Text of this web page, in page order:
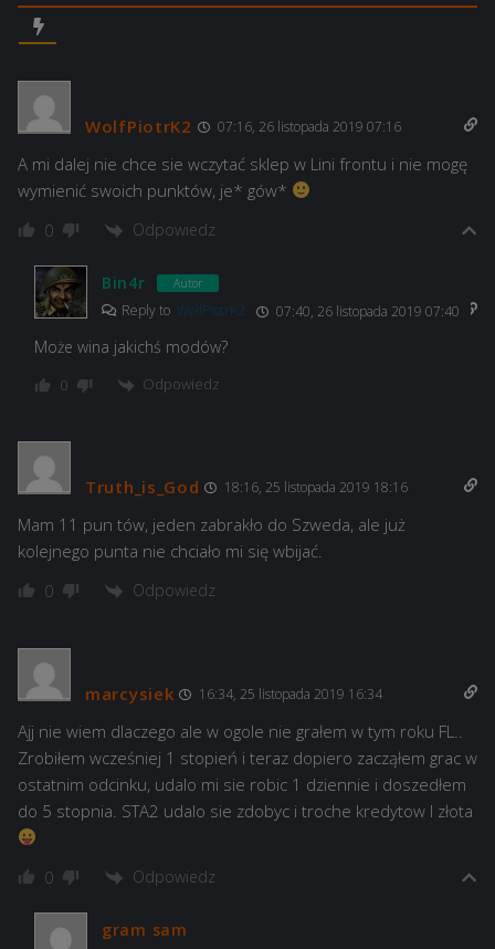
WolfPiotrK2 07:16, 26 listopada 2019 07:16
A mi dalej nie chce sie wczytać sklep w Lini frontu i nie mogę
wymienić swoich punktów, je* gów*
0 Odpowiedz
Bin4r Autor
Reply to WolfPiotrK2 07:40, 26 listopada 2019 07:40
Może wina jakichś modów?
0 Odpowiedz
Truth_is_God 18:16, 25 listopada 2019 18:16
Mam 11 pun tów, jeden zabrakło do Szweda, ale już
kolejnego punta nie chciało mi się wbijać.
0 Odpowiedz
marcysiek 16:34, 25 listopada 2019 16:34
Ajj nie wiem dlaczego ale w ogole nie grałem w tym roku FL..
Zrobiłem wcześniej 1 stopień i teraz dopiero zacząłem grac w
ostatnim odcinku, udalo mi sie robic 1 dziennie i doszedłem
do 5 stopnia. STA2 udalo sie zdobyc i troche kredytow I złota
0 Odpowiedz
gram sam